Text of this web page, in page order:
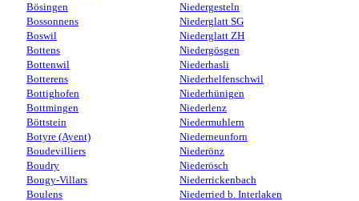
Bösingen
Bossonnens
Boswil
Bottens
Bottenwil
Botterens
Bottighofen
Bottmingen
Böttstein
Botyre (Ayent)
Boudevilliers
Boudry
Bougy-Villars
Boulens
Niedergesteln
Niederglatt SG
Niederglatt ZH
Niedergösgen
Niederhasli
Niederhelfenschwil
Niederhünigen
Niederlenz
Niedermuhlern
Niederneunforn
Niederönz
Niederösch
Niederrickenbach
Niederried b. Interlaken